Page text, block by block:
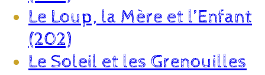
Le Loup, la Mère et l’Enfant
(202)
Le Soleil et les Grenouilles